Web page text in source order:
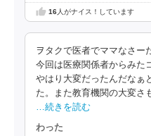
16人がナイス！しています
ヲタクで医者でママなさー
今回は医療関係者からみた
やはり大変だったんだなぁ
た。また教育機関の大変さ
…続きを読む
わった